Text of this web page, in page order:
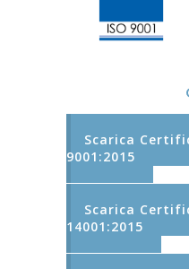
Scarica
9001:2015
Scarica
14001:2015